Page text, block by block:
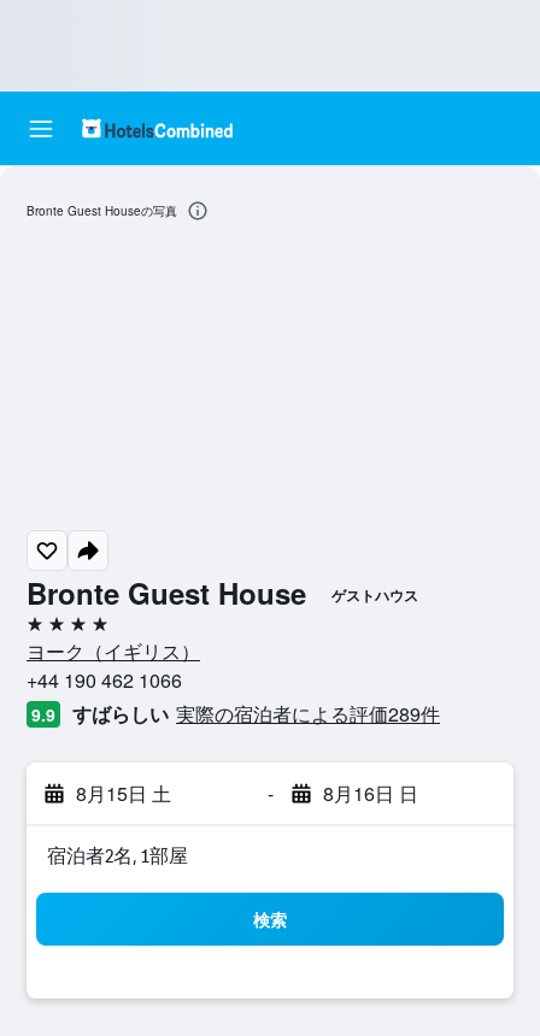
Bronte Guest House ゲストハウス
4つ星
ヨーク​（イギリス​）​
+44 190 462 1066
9.9 すばらしい 実際の宿泊者による評価289​件
8月15日 土 - 8月16日 日
宿泊者2名, 1​部屋
検索
Bronte Guest Houseの写真